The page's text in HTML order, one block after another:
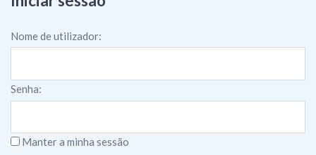
Nome de utilizador:
Senha:
Manter a minha sessão